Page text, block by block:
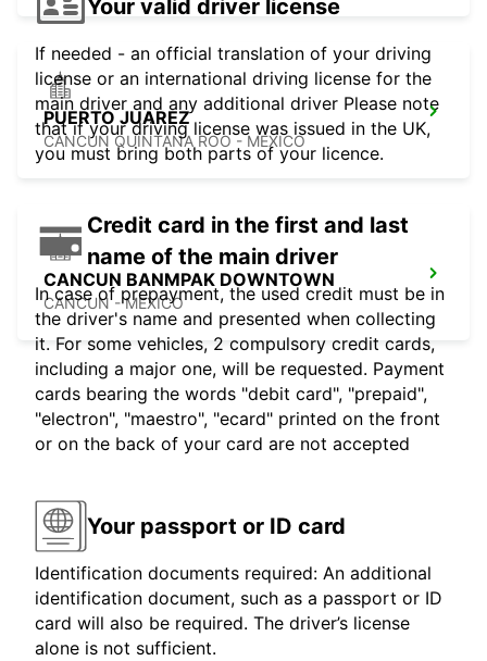
PUERTO JUAREZ
CANCUN QUINTANA ROO - MEXICO
CANCUN BANMPAK DOWNTOWN
CANCUN - MEXICO
Your valid driver license
If needed - an official translation of your driving
license or an international driving license for the
main driver and any additional driver Please note
that if your driving license was issued in the UK,
you must bring both parts of your licence.
Credit card in the first and last
name of the main driver
In case of prepayment, the used credit must be in
the driver's name and presented when collecting
it. For some vehicles, 2 compulsory credit cards,
including a major one, will be requested. Payment
cards bearing the words "debit card", "prepaid",
"electron", "maestro", "ecard" printed on the front
or on the back of your card are not accepted
Your passport or ID card
Identification documents required: An additional
identification document, such as a passport or ID
card will also be required. The driver’s license
alone is not sufficient.